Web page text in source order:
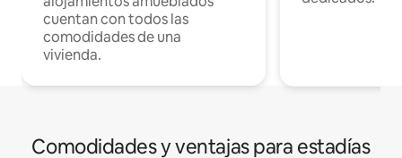
cuentan con todos las
comodidades de una
vivienda.
Comodidades y ventajas para estadías